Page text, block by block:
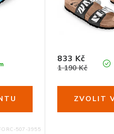
507-3955
833 Kč
1 190 Kč